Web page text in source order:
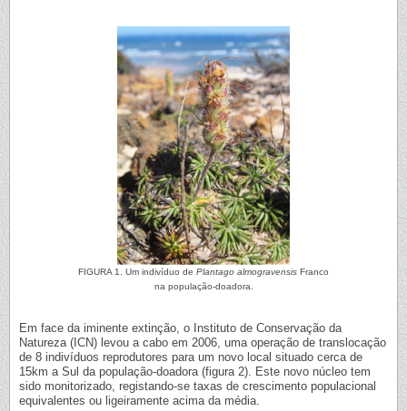
FIGURA 1. Um indivíduo de Plantago almogravensis Franco
na população-doadora.
Em face da iminente extinção, o Instituto de Conservação da
Natureza (ICN) levou a cabo em 2006, uma operação de translocação
de 8 indivíduos reprodutores para um novo local situado cerca de
15km a Sul da população-doadora (figura 2). Este novo núcleo tem
sido monitorizado, registando-se taxas de crescimento populacional
equivalentes ou ligeiramente acima da média.